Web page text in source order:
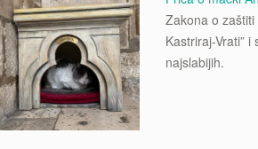
Zakona o
Kastriraj-Vrati”
najslabijih.